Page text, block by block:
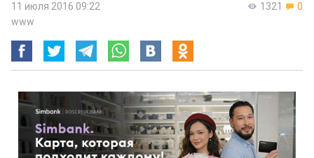
1321 0
11 июля 2016 09:22
www